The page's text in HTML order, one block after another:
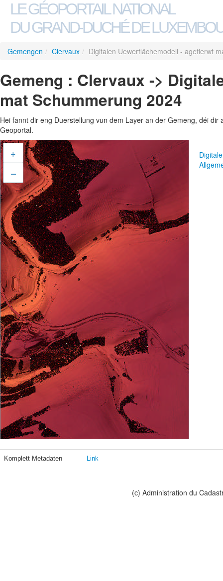
LE GÉOPORTAIL NATIONAL
DU GRAND-DUCHÉ DE
Gemengen / Clervaux / Digitalen Uewerflächemodell - agefierwt
Gemeng : Clervaux ->
mat Schummerung 2024
Hei fannt dir eng Duerstellung vun dem Layer an der Gemeng, déi
Geoportal.
+
–
Komplett Metadaten Link
(c) Administration du